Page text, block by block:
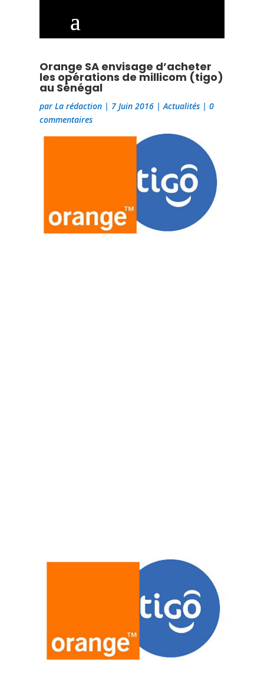
Orange SA envisage d’acheter
les opérations de millicom (tigo)
au Sénégal
parLa rédaction | 7 Juin 2016 |Actualités |0
commentaires